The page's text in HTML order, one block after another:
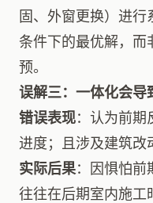
固、外窗更换）进
条件下的最优解，而
预。
误解三：一体化会导
错误表现：认为前期
进度；且涉及建筑改
实际后果：因惧怕前
往往在后期室内施工